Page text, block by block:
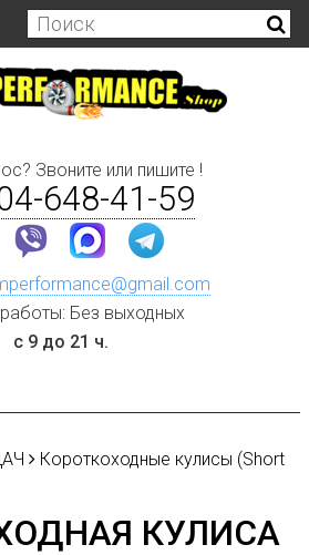
Звоните или пишите !
648-41-59
Без выходных
с 9 до 21 ч.
Короткоходные кулисы (Short
КУЛИСА